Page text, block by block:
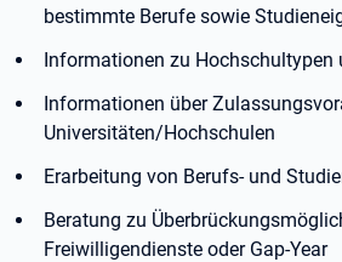
bestimmte Berufe sowie
Informationen zu Hochschultypen
Informationen über
Universitäten/Hochschulen
Erarbeitung von Berufs- und
Beratung zu
Freiwilligendienste oder Gap-Year